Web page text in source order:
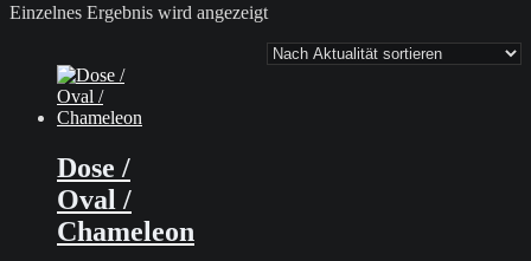
Einzelnes Ergebnis wird angezeigt
Dose /
Oval /
Chameleon